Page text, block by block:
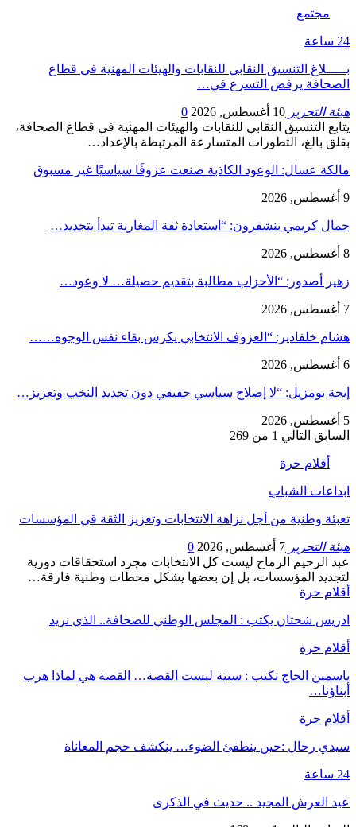
مجتمع
24 ساعة
بـــــلاغ التنسيق النقابي للنقابات والهيئات المهنية في قطاع
الصحافة يرفض التسرع في…
هيئة التحرير 10 أغسطس, 2026
0
يتابع التنسيق النقابي للنقابات والهيئات المهنية في قطاع الصحافة،
بقلق بالغ، التطورات المتسارعة المرتبطة بالإعداد…
مالكة عسال: الوعود الكاذبة صنعت عزوفًا سياسيًا غير مسبوق
9 أغسطس, 2026
جمال كريمي بنشقرون: “استعادة ثقة المغاربة تبدأ بتجديد…
8 أغسطس, 2026
زهير أصدور: “الأحزاب مطالبة بتقديم حصيلة… لا وعود…
7 أغسطس, 2026
هشام خلفادير: “العزوف الانتخابي يكرس بقاء نفس الوجوه……
6 أغسطس, 2026
إيجة بومزيل: “لا إصلاح سياسي حقيقي دون تجديد النخب وتعزيز…
5 أغسطس, 2026
السابق التالي 1 من 269
أقلام حرة
ابداعات الشباب
تعبئة وطنية من أجل نزاهة الانتخابات وتعزيز الثقة قي المؤسسات
هيئة التحرير 7 أغسطس, 2026
0
عبد الرحيم الرماح ليست كل الانتخابات مجرد استحقاقات دورية
لتجديد المؤسسات، بل إن بعضها يشكل محطات وطنية فارقة…
أقلام حرة
ادريس شحتان يكتب : المجلس الوطني للصحافة.. الذي نريد
أقلام حرة
ياسمين الحاج تكتب : سبتة ليست القصة… القصة هي لماذا هرب
أبناؤنا…
أقلام حرة
سيدي رحال :حين ينطفئ الضوء… ينكشف حجم المعاناة
24 ساعة
عيد العرش المجيد .. حديث في الذكرى